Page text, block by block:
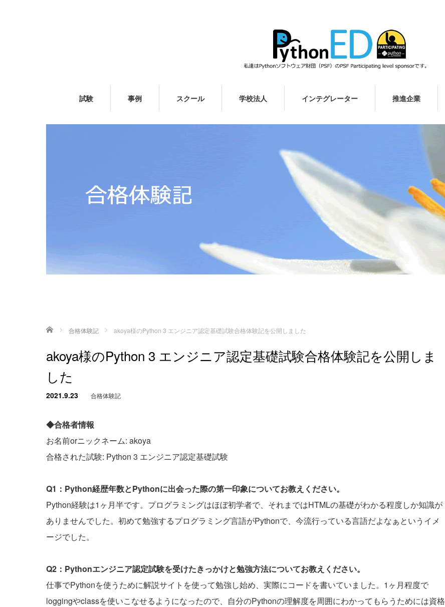
試験 事例 スクール 学校法人 インテグレーター 推進企業
ホーム 合格体験記 akoya様のPython 3 エンジニア認定基礎試験合格体験記を公開しました
akoya様のPython 3 エンジニア認定基礎試験合格体験記を公開しま
した
2021.9.23 合格体験記
◆合格者情報
お名前orニックネーム: akoya
合格された試験: Python 3 エンジニア認定基礎試験
Q1：Python経歴年数とPythonに出会った際の第一印象についてお教えください。
Python経験は1ヶ月半です。プログラミングはほぼ初学者で、それまではHTMLの基礎がわかる程度しか知識が
ありませんでした。初めて勉強するプログラミング言語がPythonで、今流行っている言語だよなぁというイメ
ージでした。
Q2：Pythonエンジニア認定試験を受けたきっかけと勉強方法についてお教えください。
仕事でPythonを使うために解説サイトを使って勉強し始め、実際にコードを書いていました。1ヶ月程度で
loggingやclassを使いこなせるようになったので、自分のPythonの理解度を周囲にわかってもらうためには資格